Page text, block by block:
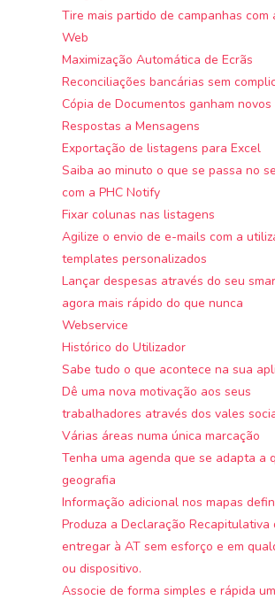
Tire mais partido de campanhas com
Web
Maximização Automática de Ecrãs
Reconciliações bancárias sem
Cópia de Documentos ganham
Respostas a Mensagens
Exportação de listagens para Excel
Saiba ao minuto o que se passa no
com a PHC Notify
Fixar colunas nas listagens
Agilize o envio de e-mails com a
templates personalizados
Lançar despesas através do seu
agora mais rápido do que nunca
Webservice
Histórico do Utilizador
Sabe tudo o que acontece na sua
Dê uma nova motivação aos seus
trabalhadores através dos vales
Várias áreas numa única marcação
Tenha uma agenda que se adapta a
geografia
Informação adicional nos mapas
Produza a Declaração Recapitulativa
entregar à AT sem esforço e em
ou dispositivo.
Associe de forma simples e rápida